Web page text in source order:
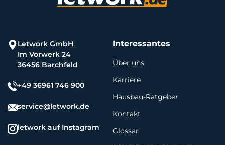
Letwork GmbH
Im Vorwerk 24
36456 Barchfeld
+49 36961 746 900
service@letwork.de
letwork auf Instagram
Interessantes
Über uns
Karriere
Hausbau-Ratgeber
Kontakt
Glossar